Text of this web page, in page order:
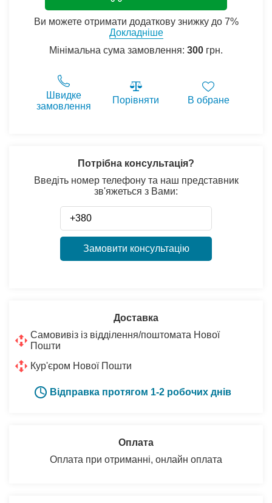
Ви можете отримати додаткову знижку до 7%
Докладніше
Мінімальна сума замовлення: 300 грн.
Швидке
замовлення
Порівняти В обране
Потрібна консультація?
Введіть номер телефону та наш представник
зв'яжеться з Вами:
Замовити консультацію
Доставка
Самовивіз із відділення/поштомата Нової
Пошти
Кур'єром Нової Пошти
Відправка протягом 1-2 робочих днів
Оплата
Оплата при отриманні, онлайн оплата